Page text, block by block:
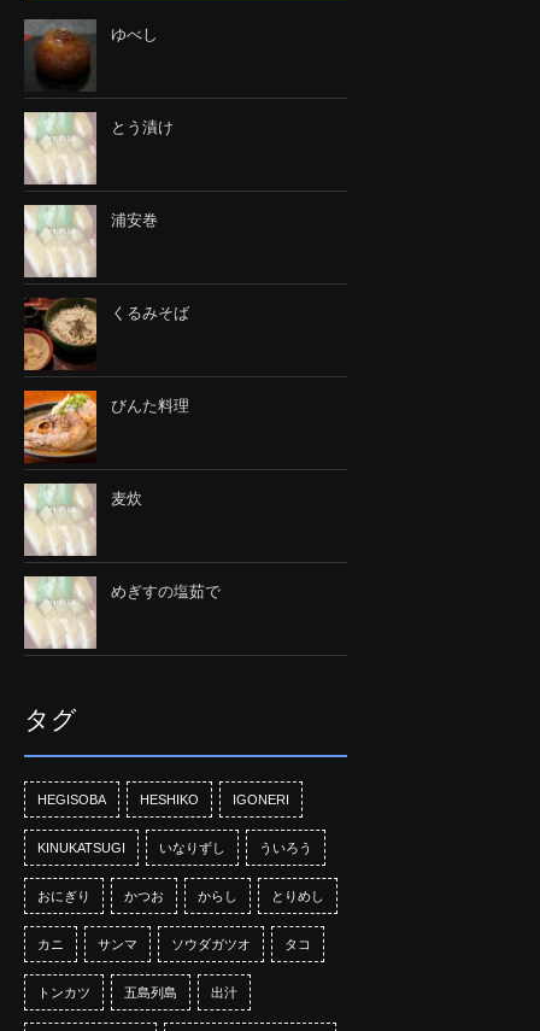
ゆべし
とう漬け
浦安巻
くるみそば
びんた料理
麦炊
めぎすの塩茹で
タグ
HEGISOBA HESHIKO IGONERI
KINUKATSUGI いなりずし ういろう
おにぎり かつお からし とりめし
カニ サンマ ソウダガツオ タコ
トンカツ 五島列島 出汁